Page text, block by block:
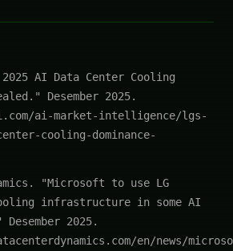
AI Data Center Cooling
Desember 2025.
ai-market-intelligence/lgs-
cooling-dominance-
"Microsoft to use LG
infrastructure in some AI
2025.
en/news/